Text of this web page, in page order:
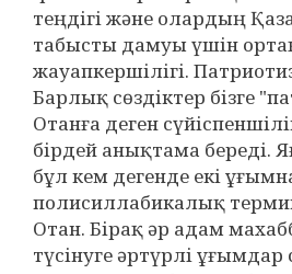
теңдігі және олардың
табысты дамуы үшін
жауапкершілігі.
Барлық сөздіктер бізге
Отанға деген
бірдей анықтама береді.
бұл кем дегенде екі
полисиллабикалық
Отан. Бірақ әр адам
түсінуге әртүрлі